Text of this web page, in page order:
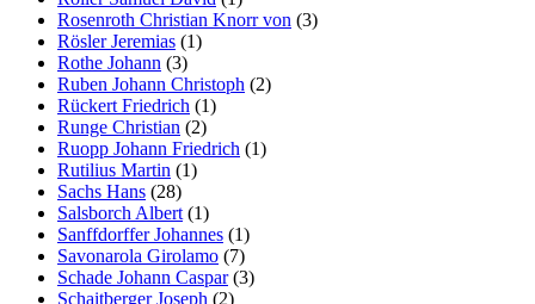
Rosenroth Christian Knorr von (3)
Rösler Jeremias (1)
Rothe Johann (3)
Ruben Johann Christoph (2)
Rückert Friedrich (1)
Runge Christian (2)
Ruopp Johann Friedrich (1)
Rutilius Martin (1)
Sachs Hans (28)
Salsborch Albert (1)
Sanffdorffer Johannes (1)
Savonarola Girolamo (7)
Schade Johann Caspar(3)
Schaitberger Joseph (2)